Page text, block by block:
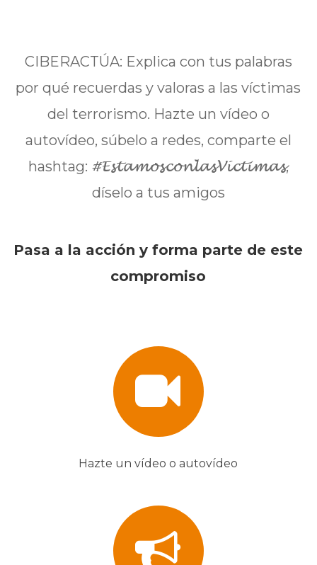
CIBERACTÚA: Explica con tus palabras
por qué recuerdas y valoras a las víctimas
del terrorismo. Hazte un vídeo o
autovídeo, súbelo a redes, comparte el
hashtag: #EstamosconlasVíctimas,
díselo a tus amigos
Pasa a la acción y forma parte de este
compromiso
Hazte un vídeo o autovídeo